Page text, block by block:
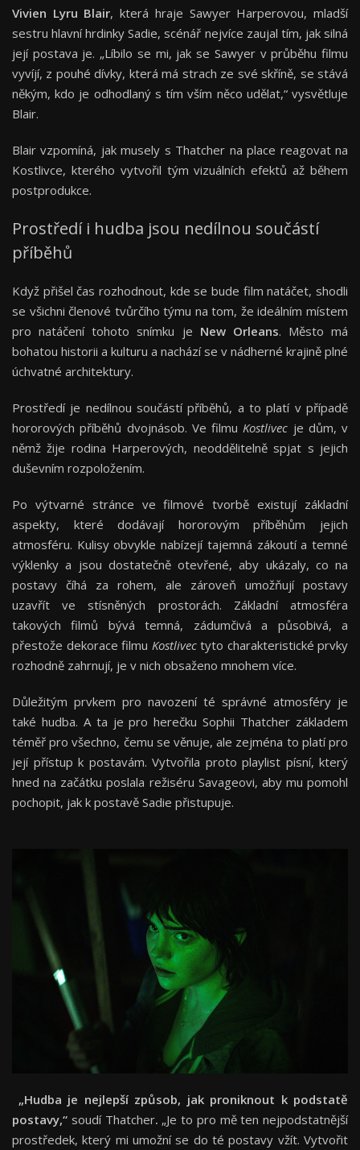
Vivien Lyru Blair, která hraje Sawyer Harperovou, mladší
sestru hlavní hrdinky Sadie, scénář nejvíce zaujal tím, jak silná
její postava je. „Líbilo se mi, jak se Sawyer v průběhu filmu
vyvíjí, z pouhé dívky, která má strach ze své skříně, se stává
někým, kdo je odhodlaný s tím vším něco udělat,“ vysvětluje
Blair.
Blair vzpomíná, jak musely s Thatcher na place reagovat na
Kostlivce, kterého vytvořil tým vizuálních efektů až během
postprodukce.
Prostředí i hudba jsou nedílnou součástí
příběhů
Když přišel čas rozhodnout, kde se bude film natáčet, shodli
se všichni členové tvůrčího týmu na tom, že ideálním místem
pro natáčení tohoto snímku je New Orleans. Město má
bohatou historii a kulturu a nachází se v nádherné krajině plné
úchvatné architektury.
Prostředí je nedílnou součástí příběhů, a to platí v případě
hororových příběhů dvojnásob. Ve filmuKostlivec je dům, v
němž žije rodina Harperových, neoddělitelně spjat s jejich
duševním rozpoložením.
Po výtvarné stránce ve filmové tvorbě existují základní
aspekty, které dodávají hororovým příběhům jejich
atmosféru. Kulisy obvykle nabízejí tajemná zákoutí a temné
výklenky a jsou dostatečně otevřené, aby ukázaly, co na
postavy číhá za rohem, ale zároveň umožňují postavy
uzavřít ve stísněných prostorách. Základní atmosféra
takových filmů bývá temná, zádumčivá a působivá, a
přestože dekorace filmu Kostlivectyto charakteristické prvky
rozhodně zahrnují, je v nich obsaženo mnohem více.
Důležitým prvkem pro navození té správné atmosféry je
také hudba. A ta je pro herečku Sophii Thatcher základem
téměř pro všechno, čemu se věnuje, ale zejména to platí pro
její přístup k postavám. Vytvořila proto playlist písní, který
hned na začátku poslala režiséru Savageovi, aby mu pomohl
pochopit, jak k postavě Sadie přistupuje.
„Hudba je nejlepší způsob, jak proniknout k podstatě
postavy,“ soudí Thatcher. „Je to pro mě ten nejpodstatnější
prostředek, který mi umožní se do té postavy vžít. Vytvořit